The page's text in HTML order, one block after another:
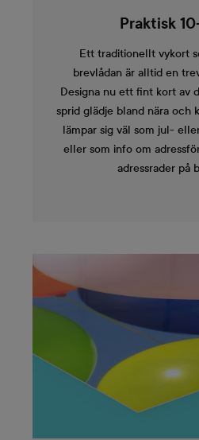
Praktisk
Ett traditionellt vykort
brevlådan är alltid en
Designa nu ett fint kort av
sprid glädje bland nära och
lämpar sig väl som jul-
eller som info om
adressrader på